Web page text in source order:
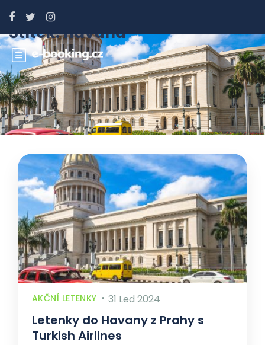
Štítek:havana
AKČNÍ LETENKY 31 Led 2024
Letenky do Havany z Prahy s
Turkish Airlines